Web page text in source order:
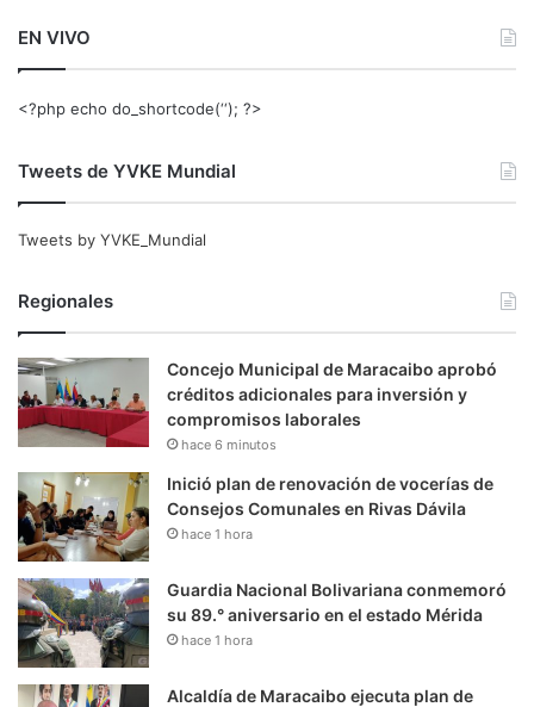
EN VIVO
<?php echo do_shortcode(‘‘); ?>
Tweets de YVKE Mundial
Tweets by YVKE_Mundial
Regionales
Concejo Municipal de Maracaibo aprobó
créditos adicionales para inversión y
compromisos laborales
hace 6 minutos
Inició plan de renovación de vocerías de
Consejos Comunales en Rivas Dávila
hace 1 hora
Guardia Nacional Bolivariana conmemoró
su 89.° aniversario en el estado Mérida
hace 1 hora
Alcaldía de Maracaibo ejecuta plan de